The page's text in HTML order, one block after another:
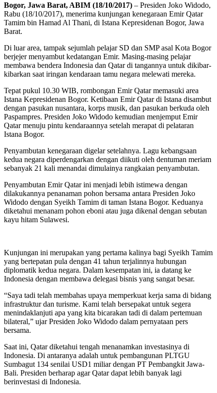
Bogor, Jawa Barat, ABIM (18/10/2017) – Presiden Joko Widodo,
Rabu (18/10/2017), menerima kunjungan kenegaraan Emir Qatar
Tamim bin Hamad Al Thani, di Istana Kepresidenan Bogor, Jawa
Barat.
Di luar area, tampak sejumlah pelajar SD dan SMP asal Kota Bogor
berjejer menyambut kedatangan Emir. Masing-masing pelajar
membawa bendera Indonesia dan Qatar di tangannya untuk dikibar-
kibarkan saat iringan kendaraan tamu negara melewati mereka.
Tepat pukul 10.30 WIB, rombongan Emir Qatar memasuki area
Istana Kepresidenan Bogor. Ketibaan Emir Qatar di Istana disambut
dengan pasukan nusantara, korps musik, dan pasukan berkuda oleh
Paspampres. Presiden Joko Widodo kemudian menjemput Emir
Qatar menuju pintu kendaraannya setelah merapat di pelataran
Istana Bogor.
Penyambutan kenegaraan digelar setelahnya. Lagu kebangsaan
kedua negara diperdengarkan dengan diikuti oleh dentuman meriam
sebanyak 21 kali menandai dimulainya rangkaian penyambutan.
Penyambutan Emir Qatar ini menjadi lebih istimewa dengan
dilakukannya penanaman pohon bersama antara Presiden Joko
Widodo dengan Syeikh Tamim di taman Istana Bogor. Keduanya
diketahui menanam pohon eboni atau juga dikenal dengan sebutan
kayu hitam Sulawesi.
Kunjungan ini merupakan yang pertama kalinya bagi Syeikh Tamim
yang bertepatan pula dengan 41 tahun terjalinnya hubungan
diplomatik kedua negara. Dalam kesempatan ini, ia datang ke
Indonesia dengan membawa delegasi bisnis yang sangat besar.
“Saya tadi telah membahas upaya memperkuat kerja sama di bidang
infrastruktur dan turisme. Kami telah bersepakat untuk segera
menindaklanjuti apa yang kita bicarakan tadi di dalam pertemuan
bilateral,” ujar Presiden Joko Widodo dalam pernyataan pers
bersama.
Saat ini, Qatar diketahui tengah menanamkan investasinya di
Indonesia. Di antaranya adalah untuk pembangunan PLTGU
Sumbagut 134 senilai USD1 miliar dengan PT Pembangkit Jawa-
Bali. Presiden berharap agar Qatar dapat lebih banyak lagi
berinvestasi di Indonesia.